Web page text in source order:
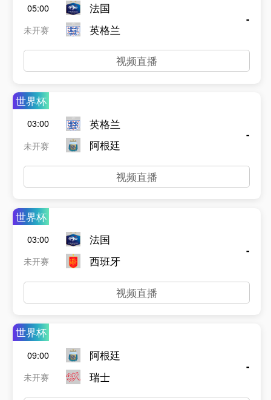
05:00
未开赛
法国
英格兰
-
视频直播
世界杯
03:00
未开赛
英格兰
阿根廷
-
视频直播
世界杯
03:00
未开赛
法国
西班牙
-
视频直播
世界杯
09:00
未开赛
阿根廷
瑞士
-